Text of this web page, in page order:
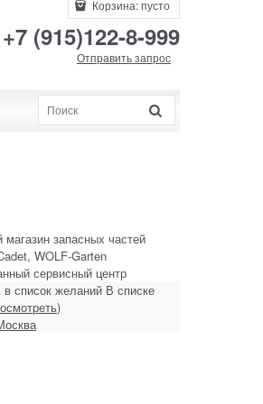
Корзина:пусто
+7 (915)122-8-999
Отправить запрос
запасных частей
WOLF-Garten
сервисный центр
в список желаний В списке
)